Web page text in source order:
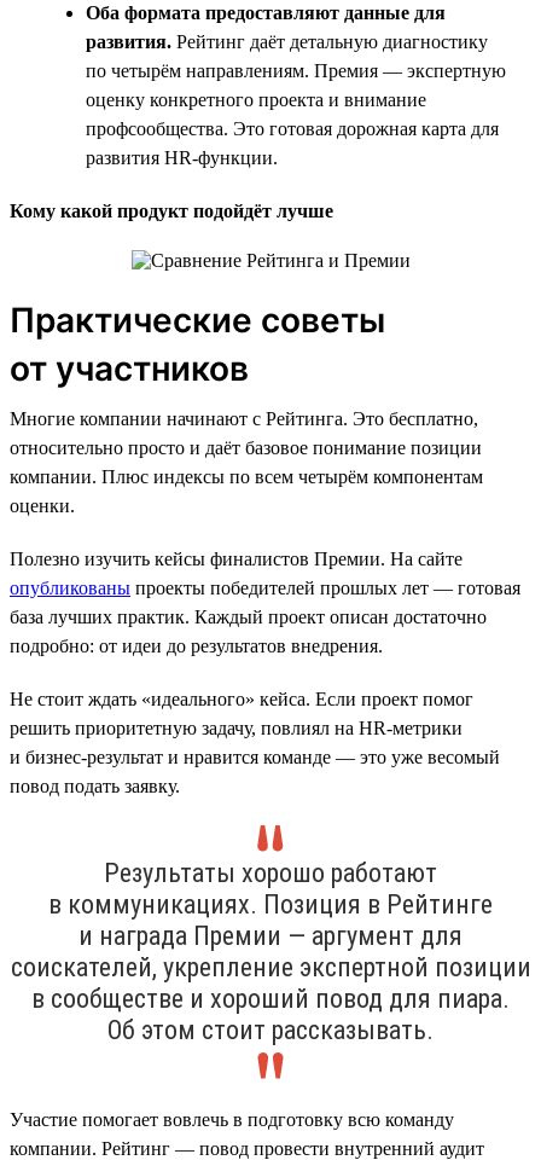
Оба формата предоставляют данные для
развития. Рейтинг даёт детальную диагностику
по четырём направлениям. Премия — экспертную
оценку конкретного проекта и внимание
профсообщества. Это готовая дорожная карта для
развития HR-функции.
Кому какой продукт подойдёт лучше
Практические советы
от участников
Многие компании начинают с Рейтинга. Это бесплатно,
относительно просто и даёт базовое понимание позиции
компании. Плюс индексы по всем четырём компонентам
оценки.
Полезно изучить кейсы финалистов Премии. На сайте
опубликованы проекты победителей прошлых лет — готовая
база лучших практик. Каждый проект описан достаточно
подробно: от идеи до результатов внедрения.
Не стоит ждать «идеального» кейса. Если проект помог
решить приоритетную задачу, повлиял на HR-метрики
и бизнес-результат и нравится команде — это уже весомый
повод подать заявку.
Результаты хорошо работают
в коммуникациях. Позиция в Рейтинге
и награда Премии — аргумент для
соискателей, укрепление экспертной позиции
в сообществе и хороший повод для пиара.
Об этом стоит рассказывать.
Участие помогает вовлечь в подготовку всю команду
компании. Рейтинг — повод провести внутренний аудит